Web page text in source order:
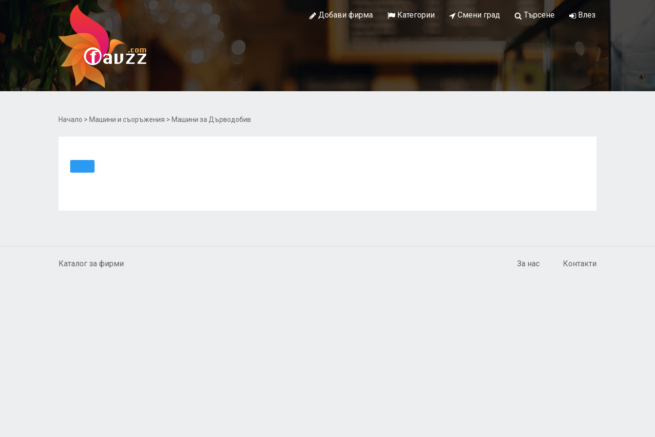
Добави фирма Категории Смени град Търсене Влез
Начало > Машини и съоръжения > Машини за Дърводобив
Каталог за фирми За нас Контакти